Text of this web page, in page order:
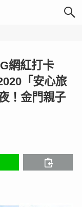
網紅打卡
「安心旅
！金門親子